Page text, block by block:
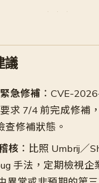
議
急修補 ：CVE-
求 7/4 前完成修補
修補狀態。
核 ：比照 Umbrij／
手法，定期檢視企